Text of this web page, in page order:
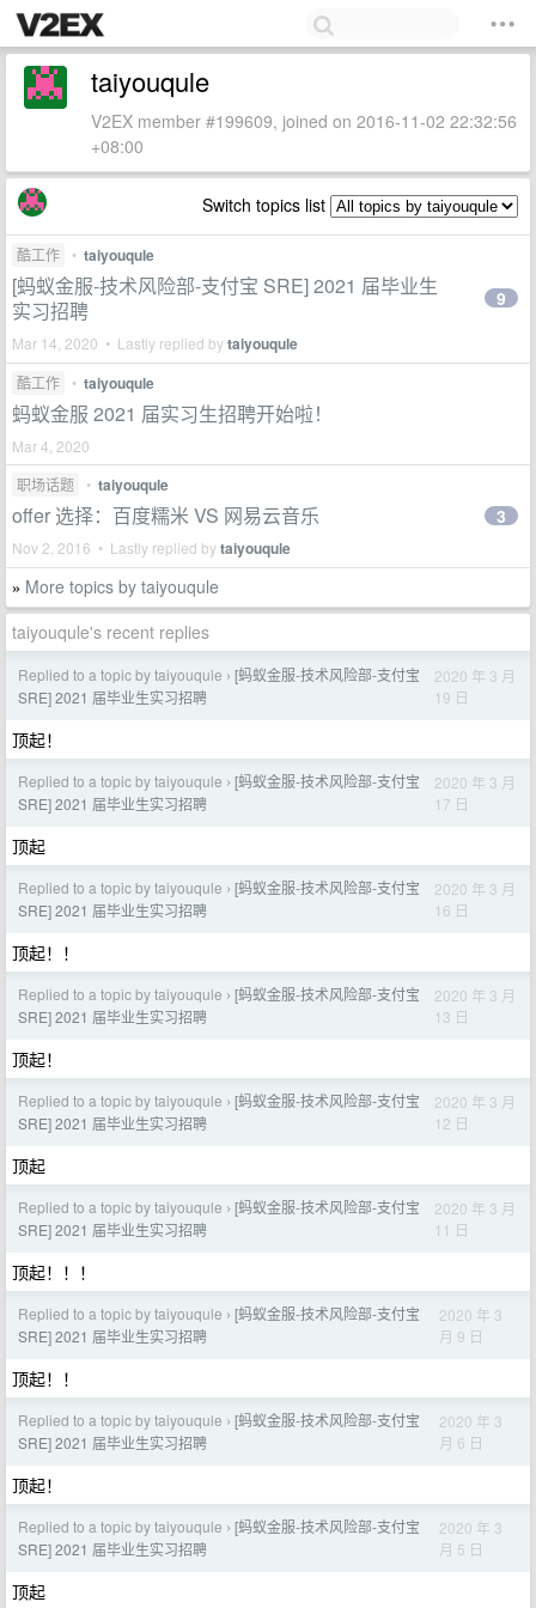
taiyouqule
V2EX member #199609, joined on 2016-11-02 22:32:56
+08:00
Switch topics list
酷工作 • taiyouqule
[蚂蚁金服-技术风险部-支付宝 SRE] 2021 届毕业生
实习招聘
Mar 14, 2020 • Lastly replied bytaiyouqule
9
酷工作 • taiyouqule
蚂蚁金服 2021 届实习生招聘开始啦！
Mar 4, 2020
职场话题
• taiyouqule
offer 选择：百度糯米 VS 网易云音乐
Nov 2, 2016 • Lastly replied bytaiyouqule
3
» More topics by taiyouqule
taiyouqule's recent replies
Replied to a topic by taiyouqule › [蚂蚁金服-技术风险部-支付宝
SRE] 2021 届毕业生实习招聘
2020 年 3 月
19 日
顶起！
Replied to a topic by taiyouqule › [蚂蚁金服-技术风险部-支付宝
SRE] 2021 届毕业生实习招聘
2020 年 3 月
17 日
顶起
Replied to a topic by taiyouqule › [蚂蚁金服-技术风险部-支付宝
SRE] 2021 届毕业生实习招聘
2020 年 3 月
16 日
顶起！！
Replied to a topic by taiyouqule › [蚂蚁金服-技术风险部-支付宝
SRE] 2021 届毕业生实习招聘
2020 年 3 月
13 日
顶起！
Replied to a topic by taiyouqule › [蚂蚁金服-技术风险部-支付宝
SRE] 2021 届毕业生实习招聘
2020 年 3 月
12 日
顶起
Replied to a topic by taiyouqule › [蚂蚁金服-技术风险部-支付宝
SRE] 2021 届毕业生实习招聘
2020 年 3 月
11 日
顶起！！！
Replied to a topic by taiyouqule › [蚂蚁金服-技术风险部-支付宝
SRE] 2021 届毕业生实习招聘
2020 年 3
月 9 日
顶起！！
Replied to a topic by taiyouqule › [蚂蚁金服-技术风险部-支付宝
SRE] 2021 届毕业生实习招聘
2020 年 3
月 6 日
顶起！
Replied to a topic by taiyouqule › [蚂蚁金服-技术风险部-支付宝
SRE] 2021 届毕业生实习招聘
2020 年 3
月 5 日
顶起